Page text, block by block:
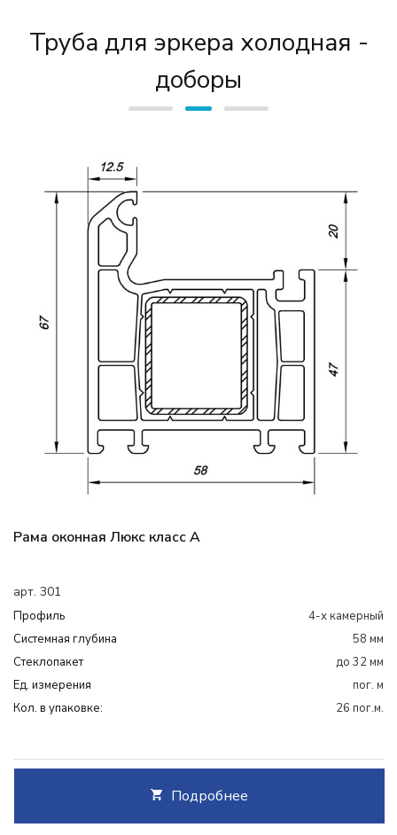
Труба для эркера холодная -
доборы
Рама оконная Люкс класс А
арт. 301
Профиль
4-х камерный
Системная глубина
58 мм
Cтеклопакет
до 32 мм
Ед. измерения
пог. м
Кол. в упаковке:
26 пог.м.
Подробнее